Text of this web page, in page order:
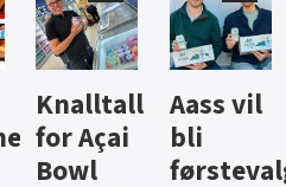
Brus og
jus fra
Berentsen
Hard
iste fra
Hansa